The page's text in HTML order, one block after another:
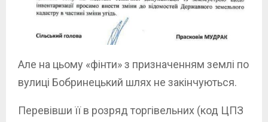
Але на цьому «фінти» з призначенням землі по
вулиці Бобринецький шлях не закінчуються.
Перевівши її в розряд торгівельних (код ЦПЗ